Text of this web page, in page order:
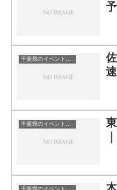
千葉県のイベント会場一覧
速